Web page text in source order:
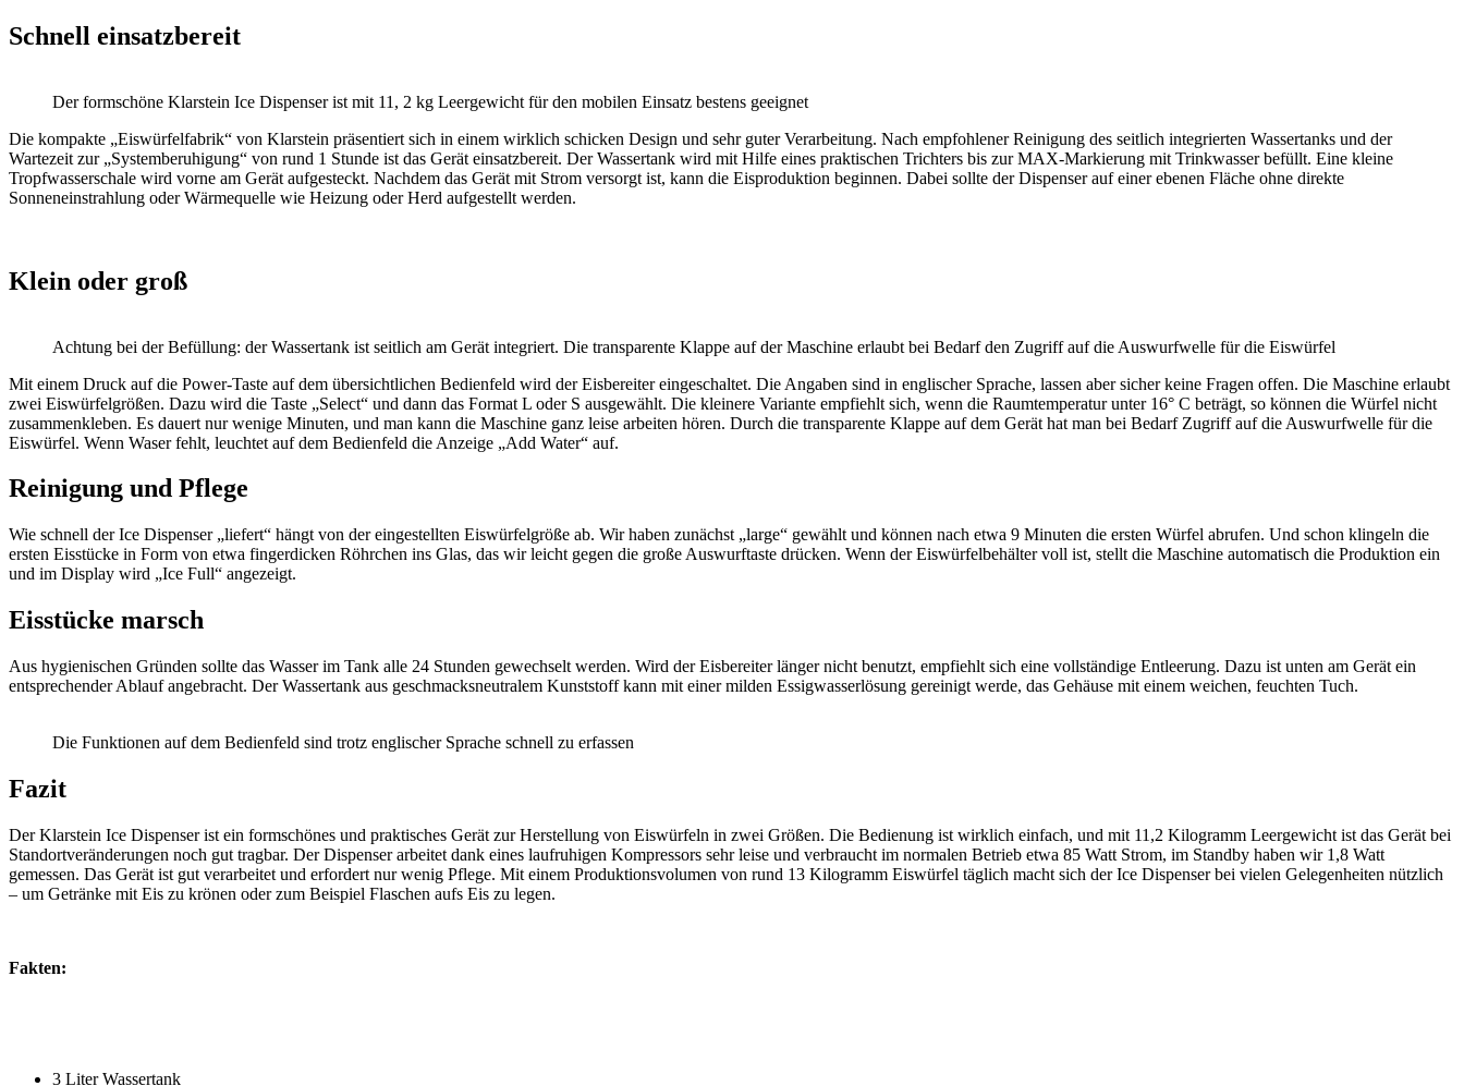
Schnell einsatzbereit
Der formschöne Klarstein Ice Dispenser­ ist mit 11, 2 kg Leergewicht für den mobilen Einsatz bestens geeignet
Die kompakte „Eiswürfelfabrik“ von Klarstein präsentiert­ sich in einem wirklich schicken Design und sehr guter Verarbeitung. Nach empfohlener Reinigung des seitlich integrierten Wassertanks und der
Wartezeit zur „Systemberuhigung“ von rund 1 Stunde­ ist das Gerät einsatzbereit. Der Wassertank wird mit Hilfe­ eines praktischen Trichters bis zur MAX-Markierung mit Trinkwasser befüllt. Eine kleine
Tropfwasserschale wird vorne am Gerät aufgesteckt. Nachdem das Gerät mit Strom versorgt ist, kann die Eisproduktion beginnen. Dabei sollte der Dispenser auf einer ebenen Fläche ohne direkte
Sonneneinstrahlung oder Wärmequelle wie Heizung­ oder Herd aufgestellt werden.
Klein oder groß
Achtung bei der Befüllung: der Wassertank ist seitlich am Gerät integriert. Die transparente Klappe auf der Maschine­ erlaubt bei Bedarf den Zugriff auf die Auswurfwelle für die Eiswürfel
Mit einem Druck auf die Power-Taste auf dem übersichtlichen Bedienfeld wird der Eisbereiter eingeschaltet.­ Die Angaben sind in englischer Sprache, lassen aber sicher keine Fragen offen. Die Maschine erlaubt
zwei Eiswürfelgrößen. Dazu wird die Taste „Select“ und dann das Format­ L oder S ausgewählt. Die kleinere Variante empfiehlt sich, wenn die Raumtemperatur unter 16° C beträgt, so können die Würfel nicht
zusammenkleben. Es dauert nur wenige Minuten, und man kann die Maschine ganz leise arbeiten hören. Durch die transparente Klappe auf dem Gerät hat man bei Bedarf Zugriff auf die Auswurfwelle­ für die
Eiswürfel. Wenn Waser fehlt, leuchtet auf dem Bedienfeld die Anzeige „Add Water“ auf.
Reinigung und Pflege
Wie schnell der Ice Dispenser „liefert“ hängt von der eingestellten Eiswürfelgröße ab. Wir haben zunächst „large“ gewählt und können nach etwa 9 Minuten die ersten Würfel abrufen. Und schon klingeln die
ersten Eisstücke in Form von etwa fingerdicken Röhrchen ins Glas, das wir leicht gegen die große Auswurftaste drücken. Wenn der Eiswürfelbehälter voll ist, stellt die Maschine automatisch die Produktion ein
und im Display wird „Ice Full“ angezeigt.
Eisstücke marsch
Aus hygienischen Gründen sollte das Wasser im Tank alle 24 Stunden gewechselt werden. Wird der Eisbereiter­ länger nicht benutzt, empfiehlt sich eine vollständige Entleerung. Dazu ist unten am Gerät ein
entsprechender Ablauf angebracht. Der Wassertank aus geschmacks­neutralem Kunststoff kann mit einer milden Essigwasserlösung gereinigt werde, das Gehäuse mit einem weichen, feuchten Tuch.
Die Funktionen auf dem Bedienfeld sind trotz englischer Sprache schnell zu erfassen
Fazit
Der Klarstein Ice Dispenser ist ein formschönes und praktisches Gerät zur Herstellung von Eiswürfeln in zwei Größen. Die Bedienung ist wirklich einfach, und mit 11,2 Kilogramm Leergewicht ist das Gerät bei
Standortveränderungen­ noch gut tragbar. Der Dispenser arbeitet dank eines laufruhigen Kompressors sehr leise und verbraucht im normalen Betrieb etwa 85 Watt Strom, im Standby haben wir 1,8 Watt
gemessen. Das Gerät ist gut verarbeitet und erfordert nur wenig Pflege. Mit einem Produktions­volumen von rund 13 Kilogramm Eiswürfel täglich macht sich der Ice Dispenser bei vielen Gelegenheiten nützlich
– um Getränke mit Eis zu krönen oder zum Beispiel Flaschen aufs Eis zu legen.
Fakten:
3 Liter Wassertank